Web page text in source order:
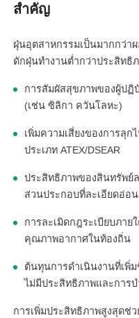
สำคัญ
ฝุ่นอุตสาหกรรมเป็นมากกว่า
ดักฝุ่นทำงานต่ำกว่าประสิทธิ
การสัมผัสสุขภาพของผู้ปฏิ
(เช่น ซิลิกา ควันโลหะ)
เพิ่มความเสี่ยงของการลุ
ประเภท ATEX/DSEAR
ประสิทธิภาพของสินทรัพย์
ส่วนประกอบที่ละเอียดอ่อน
การละเมิดกฎระเบียบภาย
คุณภาพอากาศในท้องถิ่น
ต้นทุนการดำเนินงานที่เพิ่
ไม่มีประสิทธิภาพและการ
การเพิ่มประสิทธิภาพสูงสุดช่